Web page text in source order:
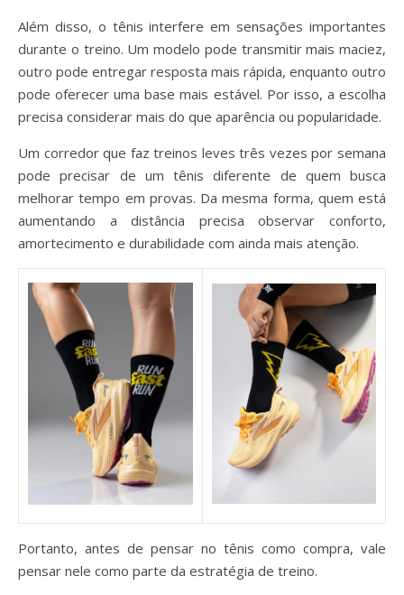
Além disso, o tênis interfere em sensações importantes
durante o treino. Um modelo pode transmitir mais maciez,
outro pode entregar resposta mais rápida, enquanto outro
pode oferecer uma base mais estável. Por isso, a escolha
precisa considerar mais do que aparência ou popularidade.
Um corredor que faz treinos leves três vezes por semana
pode precisar de um tênis diferente de quem busca
melhorar tempo em provas. Da mesma forma, quem está
aumentando a distância precisa observar conforto,
amortecimento e durabilidade com ainda mais atenção.
Portanto, antes de pensar no tênis como compra, vale
pensar nele como parte da estratégia de treino.